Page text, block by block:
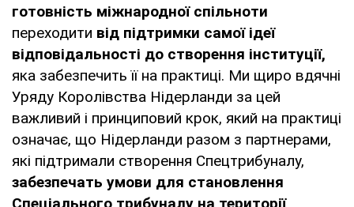
готовність міжнародної спільноти
переходити від підтримки самої ідеї
відповідальності до створення інституції,
яка забезпечить її на практиці. Ми щиро вдячні
Уряду Королівства Нідерланди за цей
важливий і принциповий крок, який на практиці
означає, що Нідерланди разом з партнерами,
які підтримали створення Спецтрибуналу,
забезпечать умови для становлення
Спеціального трибуналу на території